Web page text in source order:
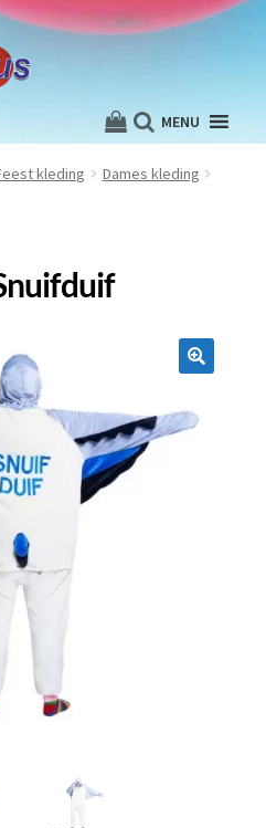
MENU
kleding
Dames kleding